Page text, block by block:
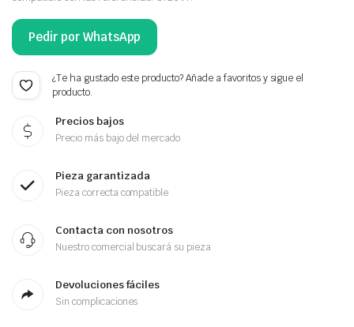
Pedir por WhatsApp
¿Te ha gustado este producto? Añade a favoritos y sigue el
producto.
Precios bajos
Precio más bajo del mercado
Pieza garantizada
Pieza correcta compatible
Contacta con nosotros
Nuestro comercial buscará su pieza
Devoluciones fáciles
Sin complicaciones